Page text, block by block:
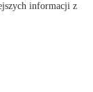
informacji z